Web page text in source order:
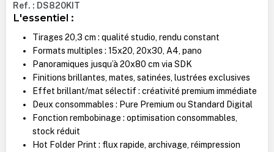
Ref. : DS820KIT
L'essentiel :
Tirages 20,3 cm : qualité studio, rendu constant
Formats multiples : 15x20, 20x30, A4, pano
Panoramiques jusqu’à 20x80 cm via SDK
Finitions brillantes, mates, satinées, lustrées exclusives
Effet brillant/mat sélectif : créativité premium immédiate
Deux consommables : Pure Premium ou Standard Digital
Fonction rembobinage : optimisation consommables,
stock réduit
Hot Folder Print : flux rapide, archivage, réimpression